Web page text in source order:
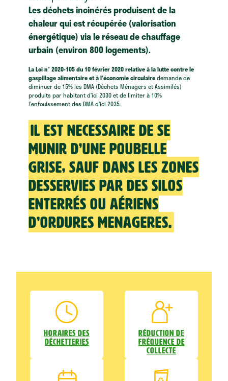
Horaires des
déchetteries
Réduction de
fréquence de
collecte
Les déchets incinérés produisent de la
chaleur qui est récupérée (valorisation
énergétique) via le réseau de chauffage
urbain (environ 800 logements).
La Loi n° 2020-105 du 10 février 2020 relative à la lutte contre le
gaspillage alimentaire et à l’économie circulairedemande de
diminuer de 15% les DMA (Déchets Ménagers et Assimilés)
produits par habitant d’ici 2030 et de limiter à 10%
l’enfouissement des DMA d’ici 2035.
IL EST NECESSAIRE DE SE
MUNIR D’UNE POUBELLE
GRISE, SAUF DANS LES ZONES
DESSERVIES PAR DES SILOS
ENTERRÉS OU AÉRIENS
D’ORDURES MENAGERES.